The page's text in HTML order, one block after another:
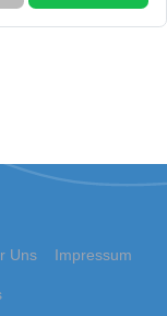
Uns Impressum